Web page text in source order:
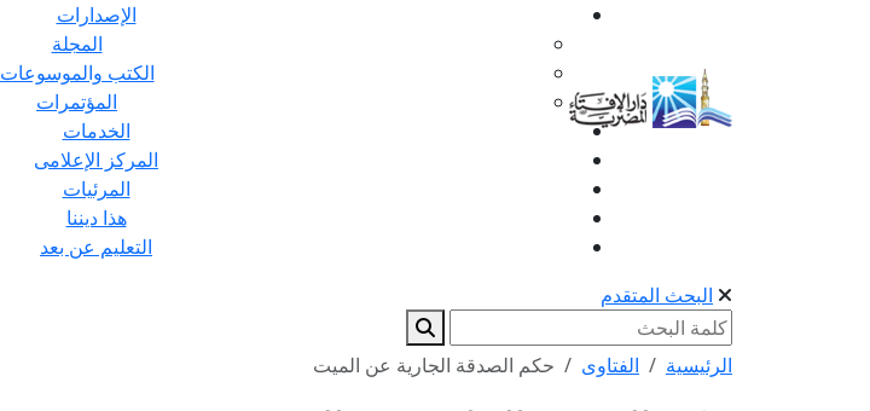
الإصدارات
المجلة
الكتب والموسوعات
المؤتمرات
الخدمات
المركز الإعلامى
المرئيات
هذا ديننا
التعليم عن بعد
البحث المتقدم
الرئيسية الفتاوى حكم الصدقة الجارية عن الميت